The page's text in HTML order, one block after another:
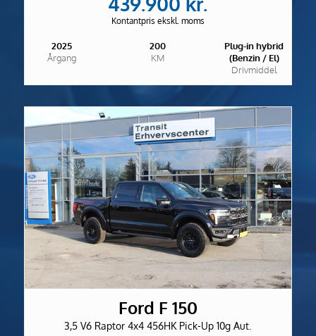
Kontantpris ekskl. moms
2025
Årgang
200
KM
Plug-in hybrid
(Benzin / El)
Drivmiddel
Ford F 150
3,5 V6 Raptor 4x4 456HK Pick-Up 10g Aut.